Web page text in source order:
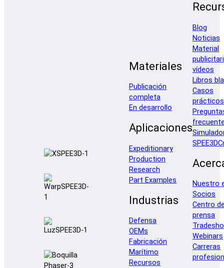
Materiales
Publicación
completa
En desarrollo
Aplicaciones
Expeditionary
Production
Research
Part Examples
Industrias
Defensa
OEMs
Fabricación
Marítimo
Recursos
Blog
Noticias
Material
vídeos
Libros
Casos
prácticos
Nuestro
Socios
Centro
prensa
Webinars
Carreras